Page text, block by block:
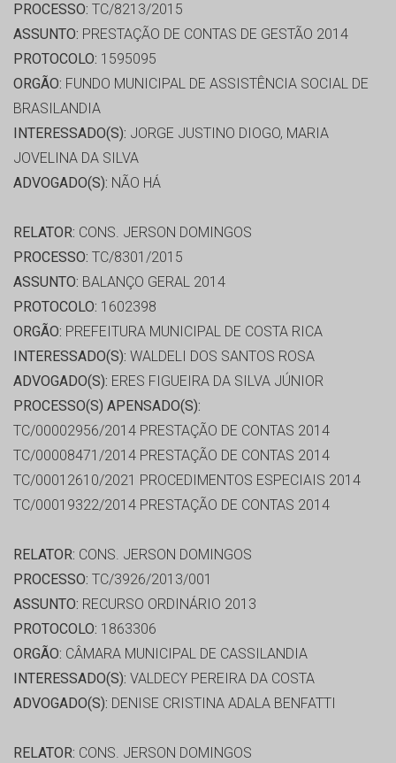
PROCESSO: TC/8213/2015
ASSUNTO: PRESTAÇÃO DE CONTAS DE GESTÃO 2014
PROTOCOLO: 1595095
ORGÃO: FUNDO MUNICIPAL DE ASSISTÊNCIA SOCIAL DE
BRASILANDIA
INTERESSADO(S): JORGE JUSTINO DIOGO, MARIA
JOVELINA DA SILVA
ADVOGADO(S): NÃO HÁ
RELATOR: CONS. JERSON DOMINGOS
PROCESSO: TC/8301/2015
ASSUNTO: BALANÇO GERAL 2014
PROTOCOLO: 1602398
ORGÃO: PREFEITURA MUNICIPAL DE COSTA RICA
INTERESSADO(S): WALDELI DOS SANTOS ROSA
ADVOGADO(S): ERES FIGUEIRA DA SILVA JÚNIOR
PROCESSO(S) APENSADO(S):
TC/00002956/2014 PRESTAÇÃO DE CONTAS 2014
TC/00008471/2014 PRESTAÇÃO DE CONTAS 2014
TC/00012610/2021 PROCEDIMENTOS ESPECIAIS 2014
TC/00019322/2014 PRESTAÇÃO DE CONTAS 2014
RELATOR: CONS. JERSON DOMINGOS
PROCESSO: TC/3926/2013/001
ASSUNTO: RECURSO ORDINÁRIO 2013
PROTOCOLO: 1863306
ORGÃO: CÂMARA MUNICIPAL DE CASSILANDIA
INTERESSADO(S): VALDECY PEREIRA DA COSTA
ADVOGADO(S): DENISE CRISTINA ADALA BENFATTI
RELATOR: CONS. JERSON DOMINGOS